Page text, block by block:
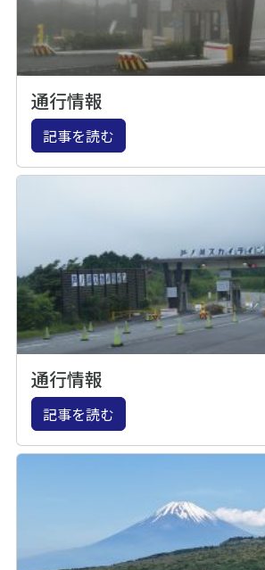
通行情報
記事を読む
通行情報
記事を読む